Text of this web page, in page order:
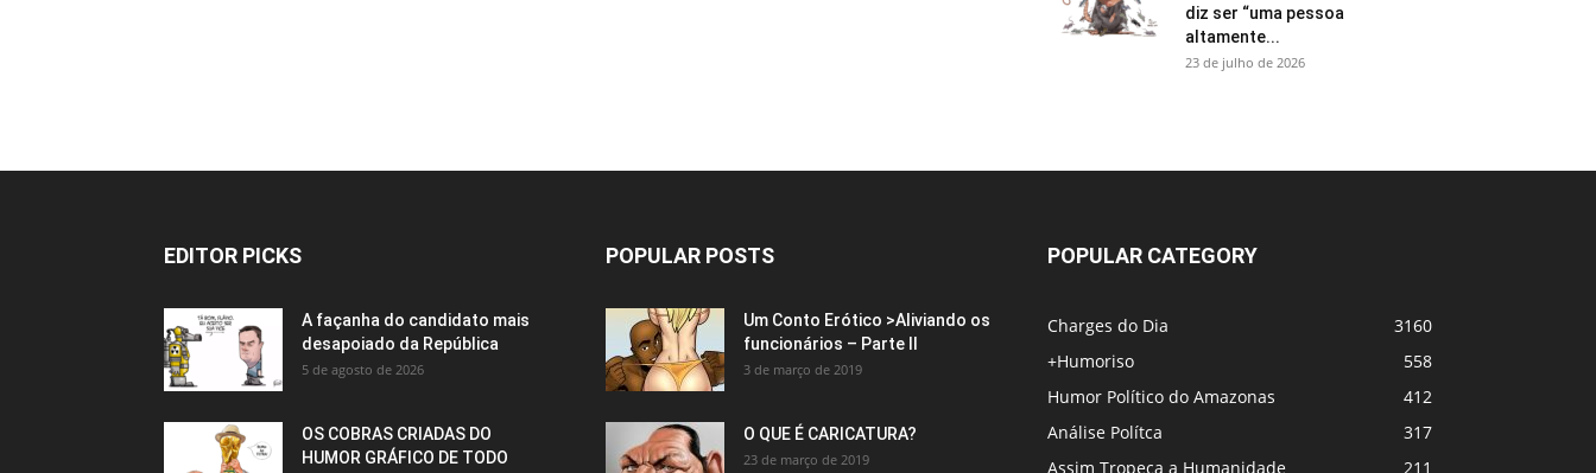
diz ser “uma pessoa
altamente...
23 de julho de 2026
EDITOR PICKS
A façanha do candidato mais
desapoiado da República
5 de agosto de 2026
OS COBRAS CRIADAS DO
HUMOR GRÁFICO DE TODO
POPULAR POSTS
Um Conto Erótico >Aliviando os
funcionários – Parte II
3 de março de 2019
O QUE É CARICATURA?
23 de março de 2019
POPULAR CATEGORY
Charges do Dia
3160
+Humoriso
558
Humor Político do Amazonas
412
Análise Polítca
317
Assim Tropeça a Humanidade
211